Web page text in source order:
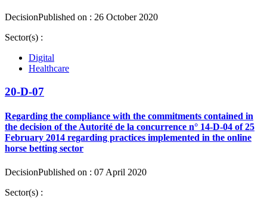
DecisionPublished on : 26 October 2020
Sector(s) :
Digital
Healthcare
20-D-07
Regarding the compliance with the commitments contained in
the decision of the Autorité de la concurrence n° 14-D-04 of 25
February 2014 regarding practices implemented in the online
horse betting sector
DecisionPublished on : 07 April 2020
Sector(s) :